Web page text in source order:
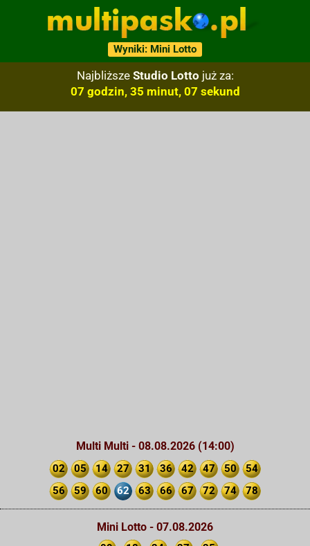
Wyniki: Mini Lotto
Najbliższe Studio Lotto już za:
07 godzin, 35 minut, 06 sekund
Multi Multi - 08.08.2026 (14:00)
02 05 14 27 31 36 42 47 50
54
56
59 60 62 63 66 67 72 74 78
Mini Lotto - 07.08.2026